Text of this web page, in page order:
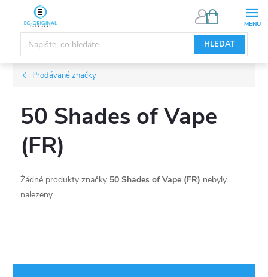
obsah
HLEDAT
NÁKUPNÍ
Prodávané značky
50 Shades of Vape
(FR)
Žádné produkty značky 50 Shades of Vape (FR) nebyly
nalezeny...